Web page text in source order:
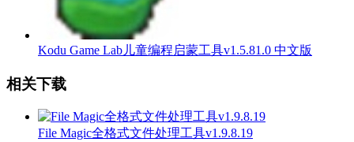
Kodu Game Lab儿童编程启蒙工具v1.5.81.0 中文版
相关下载
File Magic全格式文件处理工具v1.9.8.19